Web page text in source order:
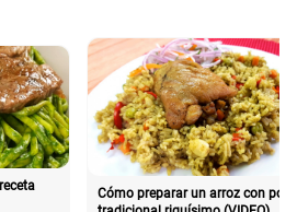
Cómo preparar un arroz con pollo